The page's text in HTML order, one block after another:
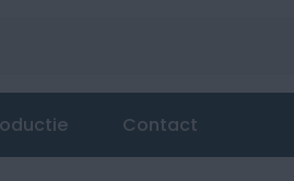
Contact